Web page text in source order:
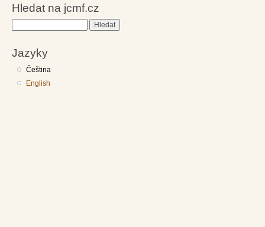
Hledat na jcmf.cz
Jazyky
Čeština
English